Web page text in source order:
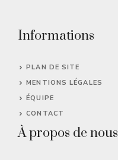
Informations
PLAN DE SITE
MENTIONS LÉGALES
ÉQUIPE
CONTACT
À propos de nous